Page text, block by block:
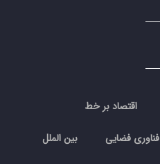
اقتصاد بر خط
فناوری فضایی بین الملل